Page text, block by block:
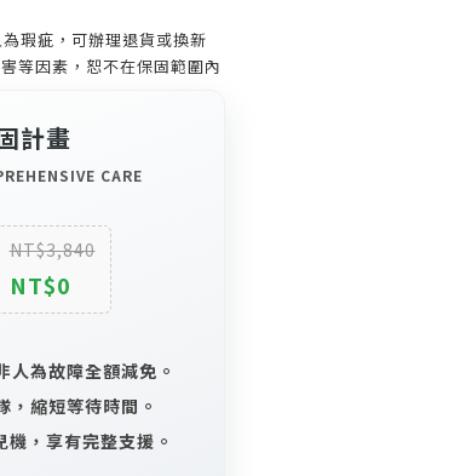
瑕疵，可辦理退貨或換新
等因素，恕不在保固範圍內
計畫
CARE
NT$3,840
NT$0
人為故障全額減免。
縮短等待時間。
，享有完整支援。